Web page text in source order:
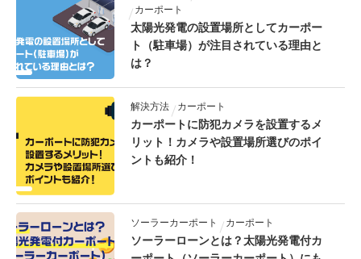
カーポート
太陽光発電の設置場所としてカーポー
ト（駐車場）が注目されている理由と
は？
解決方法 カーポート
カーポートに防犯カメラを設置するメ
リット！カメラや設置場所選びのポイ
ントも紹介！
ソーラーカーポート カーポート
ソーラーローンとは？太陽光発電付カ